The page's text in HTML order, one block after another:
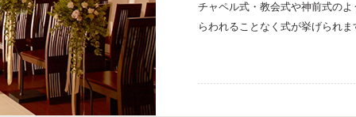
チャペル式・教会式や神前式の
らわれることなく式が挙げられ